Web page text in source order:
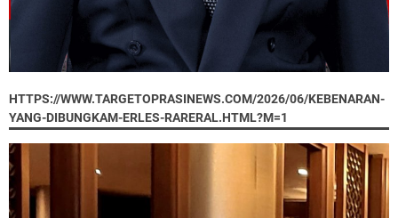
HTTPS://WWW.TARGETOPRASINEWS.COM/2026/06/KEBENARAN-
YANG-DIBUNGKAM-ERLES-RARERAL.HTML?M=1